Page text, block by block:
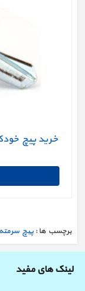
خرید پیچ
برچسب ها : پیچ سرمته
لینک های مفید